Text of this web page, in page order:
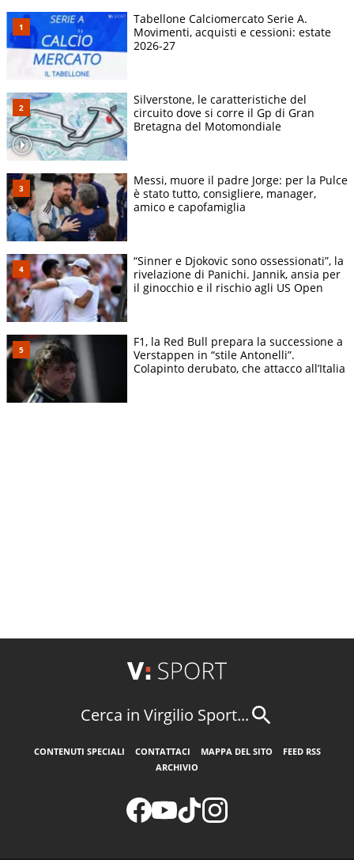
Tabellone Calciomercato Serie A.
Movimenti, acquisti e cessioni: estate
2026-27
Silverstone, le caratteristiche del
circuito dove si corre il Gp di Gran
Bretagna del Motomondiale
Messi, muore il padre Jorge: per la Pulce
è stato tutto, consigliere, manager,
amico e capofamiglia
“Sinner e Djokovic sono ossessionati”, la
rivelazione di Panichi. Jannik, ansia per
il ginocchio e il rischio agli US Open
F1, la Red Bull prepara la successione a
Verstappen in “stile Antonelli”.
Colapinto derubato, che attacco all’Italia
Cerca in Virgilio Sport...
CONTENUTI SPECIALI CONTATTACI MAPPA DEL SITO
FEED RSS
ARCHIVIO